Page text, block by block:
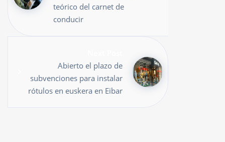
teórico del carnet de
conducir
Abierto el plazo de
subvenciones para instalar
rótulos en euskera en Eibar